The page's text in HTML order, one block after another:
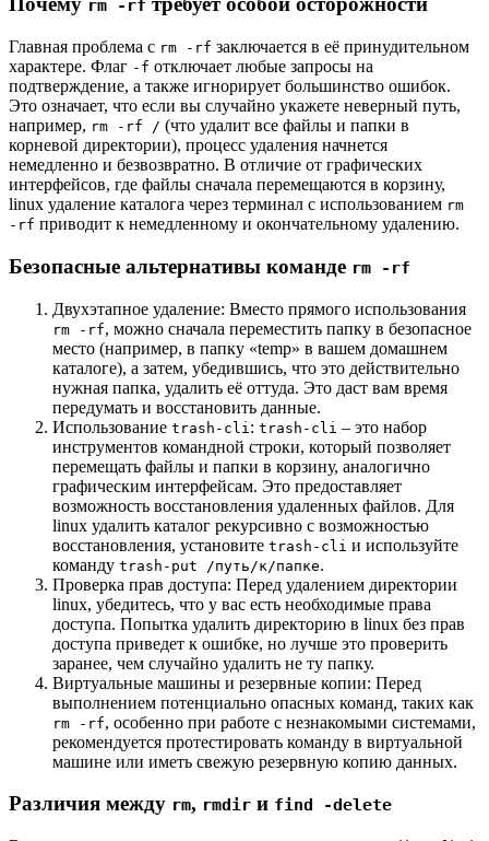
rm -rf
Главная проблема с rm -rf заключается в её принудительном
характере. Флаг -f отключает любые запросы на
подтверждение, а также игнорирует большинство ошибок.
Это означает, что если вы случайно укажете неверный путь,
например, rm -rf / (что удалит все файлы и папки в
корневой директории), процесс удаления начнется
немедленно и безвозвратно. В отличие от графических
интерфейсов, где файлы сначала перемещаются в корзину,
linux удаление каталога через терминал с использованием rm
-rf приводит к немедленному и окончательному удалению.
Безопасные альтернативы команде rm -rf
Двухэтапное удаление: Вместо прямого использования
rm -rf, можно сначала переместить папку в безопасное
место (например, в папку «temp» в вашем домашнем
каталоге), а затем, убедившись, что это действительно
нужная папка, удалить её оттуда. Это даст вам время
передумать и восстановить данные.
Использование trash-cli : trash-cli ‒ это набор
инструментов командной строки, который позволяет
перемещать файлы и папки в корзину, аналогично
графическим интерфейсам. Это предоставляет
возможность восстановления удаленных файлов. Для
linux удалить каталог рекурсивно с возможностью
восстановления, установите trash-cli и используйте
команду trash-put /путь/к/папке.
Проверка прав доступа: Перед удалением директории
linux, убедитесь, что у вас есть необходимые права
доступа. Попытка удалить директорию в linux без прав
доступа приведет к ошибке, но лучше это проверить
заранее, чем случайно удалить не ту папку.
Виртуальные машины и резервные копии: Перед
выполнением потенциально опасных команд, таких как
rm -rf, особенно при работе с незнакомыми системами,
рекомендуется протестировать команду в виртуальной
машине или иметь свежую резервную копию данных.
Различия между rm, rmdir и find -delete